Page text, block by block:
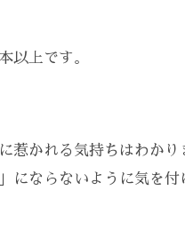
以上です。
惹かれる気持ちはわかり
にならないように気を付